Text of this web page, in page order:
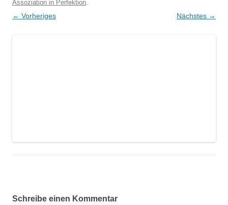
Assoziation in Perfektion.
← Vorheriges Nächstes →
Schreibe einen Kommentar